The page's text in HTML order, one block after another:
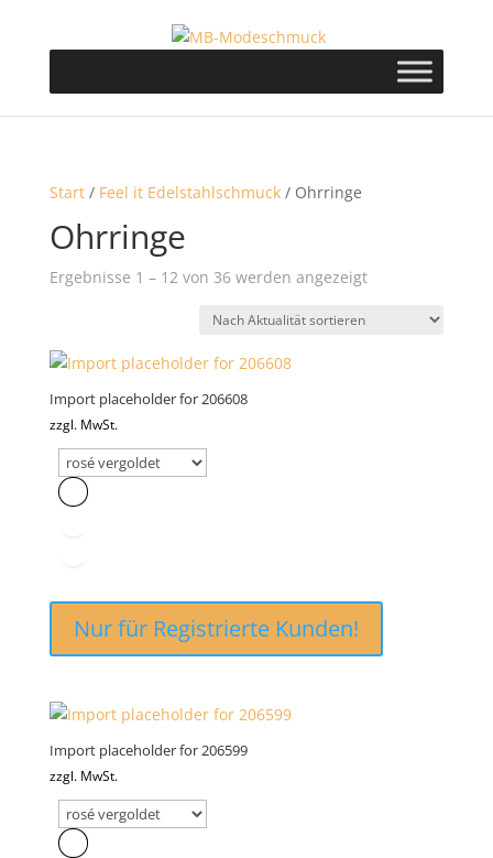
Start/ Feel it Edelstahlschmuck/ Ohrringe
Ohrringe
Ergebnisse 1 – 12 von 36 werden angezeigtNach
Import placeholder for 206608
zzgl. MwSt.
Nur für Registrierte Kunden!
Import placeholder for 206599
zzgl. MwSt.